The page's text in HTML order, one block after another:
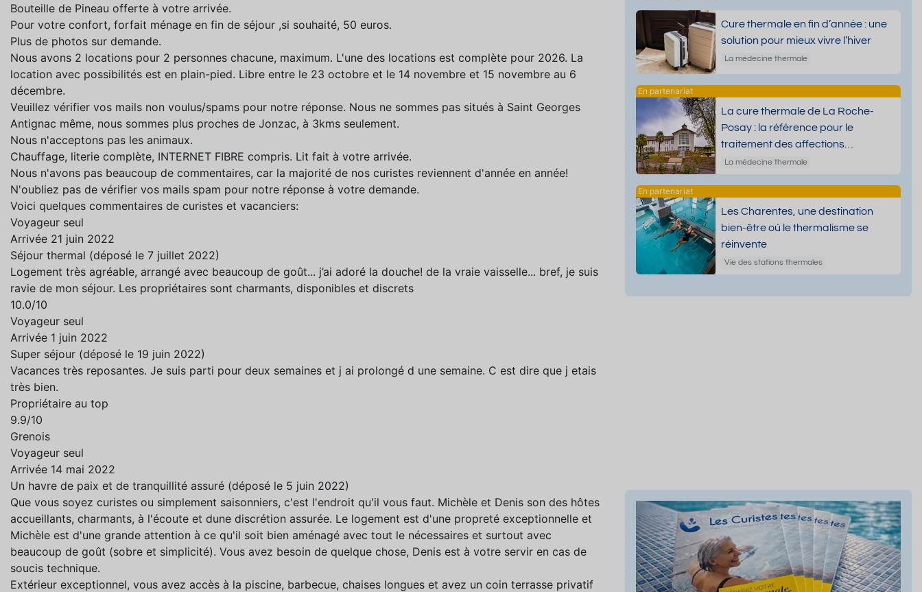
Bouteille de Pineau offerte à votre arrivée.
Pour votre confort, forfait ménage en fin de séjour ,si souhaité, 50 euros.
Plus de photos sur demande.
Nous avons 2 locations pour 2 personnes chacune, maximum. L'une des locations est complète pour 2026. La
location avec possibilités est en plain-pied. Libre entre le 23 octobre et le 14 novembre et 15 novembre au 6
décembre.
Veuillez vérifier vos mails non voulus/spams pour notre réponse. Nous ne sommes pas situés à Saint Georges
Antignac même, nous sommes plus proches de Jonzac, à 3kms seulement.
Nous n'acceptons pas les animaux.
Chauffage, literie complète, INTERNET FIBRE compris. Lit fait à votre arrivée.
Nous n'avons pas beaucoup de commentaires, car la majorité de nos curistes reviennent d'année en année!
N'oubliez pas de vérifier vos mails spam pour notre réponse à votre demande.
Voici quelques commentaires de curistes et vacanciers:
Voyageur seul
Arrivée 21 juin 2022
Séjour thermal (déposé le 7 juillet 2022)
Logement très agréable, arrangé avec beaucoup de goût... j’ai adoré la douche! de la vraie vaisselle... bref, je suis
ravie de mon séjour. Les propriétaires sont charmants, disponibles et discrets
10.0/10
Voyageur seul
Arrivée 1 juin 2022
Super séjour (déposé le 19 juin 2022)
Vacances très reposantes. Je suis parti pour deux semaines et j ai prolongé d une semaine. C est dire que j etais
très bien.
Propriétaire au top
9.9/10
Grenois
Voyageur seul
Arrivée 14 mai 2022
Un havre de paix et de tranquillité assuré (déposé le 5 juin 2022)
Que vous soyez curistes ou simplement saisonniers, c'est l'endroit qu'il vous faut. Michèle et Denis son des hôtes
accueillants, charmants, à l'écoute et dune discrétion assurée. Le logement est d'une propreté exceptionnelle et
Michèle est d'une grande attention à ce qu'il soit bien aménagé avec tout le nécessaires et surtout avec
beaucoup de goût (sobre et simplicité). Vous avez besoin de quelque chose, Denis est à votre servir en cas de
soucis technique.
Extérieur exceptionnel, vous avez accès à la piscine, barbecue, chaises longues et avez un coin terrasse privatif
Cure thermale en fin d’année : une
solution pour mieux vivre l’hiver
La médecine thermale
La cure thermale de La Roche-
Posay : la référence pour le
traitement des affections
dermatologiques
La médecine thermale
Les Charentes, une destination
bien-être où le thermalisme se
réinvente
Vie des stations thermales